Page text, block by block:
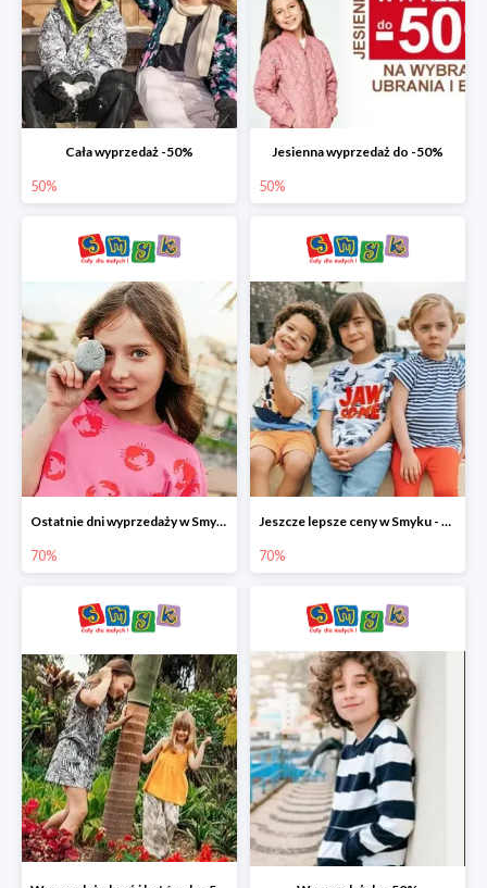
Cała wyprzedaż -50%
50%
Jesienna wyprzedaż do -50%
50%
Ostatnie dni wyprzedaży w Smyku - ubrania i buty do -70%
70%
Jeszcze lepsze ceny w Smyku - ubrania i buty do -70%
70%